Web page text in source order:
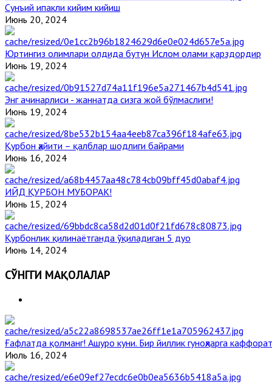
Сунъий ипакли кийим кийиш
Июнь 20, 2024
Юртингиз олимлари олдида бутун Ислом олами қарздордир
Июнь 19, 2024
Энг ачинарлиси - жаннатда сизга жой бўлмаслиги!
Июнь 19, 2024
Қурбон ҳайити – қалблар шодлиги байрами
Июнь 16, 2024
ИЙД ҚУРБОН МУБОРАК!
Июнь 15, 2024
Қурбонлик қилинаётганда ўқиладиган 5 дуо
Июнь 14, 2024
СЎНГГИ МАҚОЛАЛАР
Ғафлатда қолманг! Ашуро куни. Бир йиллик гуноҳларга
Июль 16, 2024